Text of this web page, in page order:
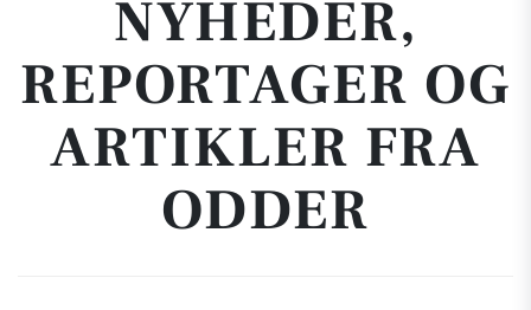
NYHEDER,
REPORTAGER OG
ARTIKLER FRA
ODDER